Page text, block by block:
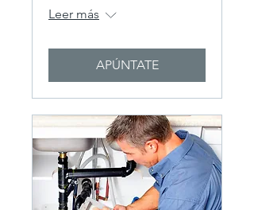
Leer más
APÚNTATE